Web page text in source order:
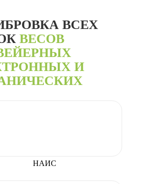
ВСЕХ
ВЕСОВ
И
НАИС